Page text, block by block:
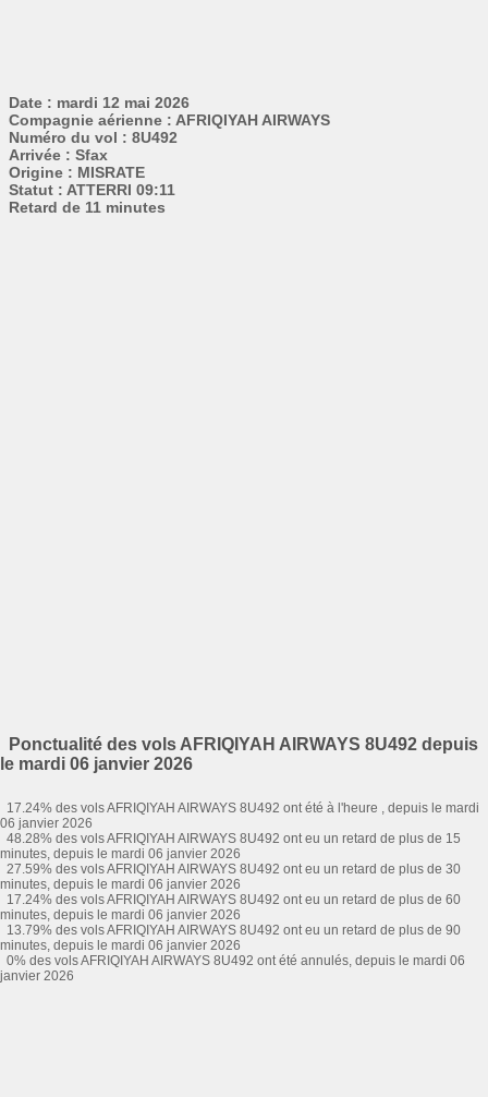
Date : mardi 12 mai 2026
Compagnie aérienne : AFRIQIYAH AIRWAYS
Numéro du vol : 8U492
Arrivée : Sfax
Origine : MISRATE
Statut : ATTERRI 09:11
Retard de 11 minutes
Ponctualité des vols AFRIQIYAH AIRWAYS 8U492 depuis
le mardi 06 janvier 2026
17.24% des vols AFRIQIYAH AIRWAYS 8U492 ont été à l'heure , depuis le mardi
06 janvier 2026
48.28% des vols AFRIQIYAH AIRWAYS 8U492 ont eu un retard de plus de 15
minutes, depuis le mardi 06 janvier 2026
27.59% des vols AFRIQIYAH AIRWAYS 8U492 ont eu un retard de plus de 30
minutes, depuis le mardi 06 janvier 2026
17.24% des vols AFRIQIYAH AIRWAYS 8U492 ont eu un retard de plus de 60
minutes, depuis le mardi 06 janvier 2026
13.79% des vols AFRIQIYAH AIRWAYS 8U492 ont eu un retard de plus de 90
minutes, depuis le mardi 06 janvier 2026
0% des vols AFRIQIYAH AIRWAYS 8U492 ont été annulés, depuis le mardi 06
janvier 2026